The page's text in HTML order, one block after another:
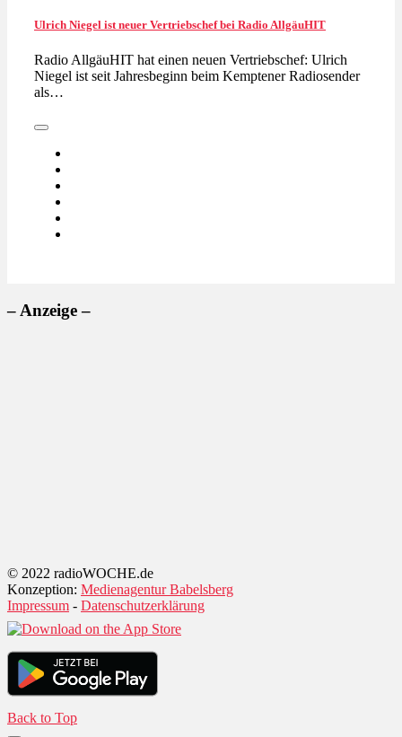
Ulrich Niegel ist neuer Vertriebschef bei Radio AllgäuHIT
Radio AllgäuHIT hat einen neuen Vertriebschef: Ulrich
Niegel ist seit Jahresbeginn beim Kemptener Radiosender
als…
– Anzeige –
© 2022 radioWOCHE.de
Konzeption: Medienagentur Babelsberg
Impressum - Datenschutzerklärung
Back to Top